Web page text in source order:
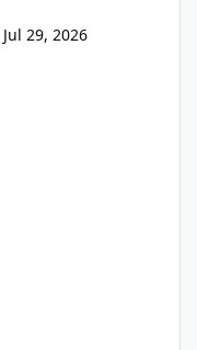
Jul 29, 2026